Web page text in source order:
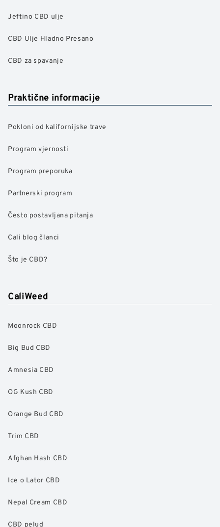
Jeftino CBD ulje
CBD Ulje Hladno Presano
CBD za spavanje
Praktične informacije
Pokloni od kalifornijske trave
Program vjernosti
Program preporuka
Partnerski program
Često postavljana pitanja
Cali blog članci
Što je CBD?
CaliWeed
Moonrock CBD
Big Bud CBD
Amnesia CBD
OG Kush CBD
Orange Bud CBD
Trim CBD
Afghan Hash CBD
Ice o Lator CBD
Nepal Cream CBD
CBD pelud